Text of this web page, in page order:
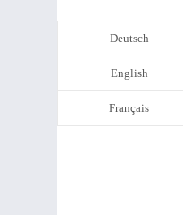
Deutsch
English
Français